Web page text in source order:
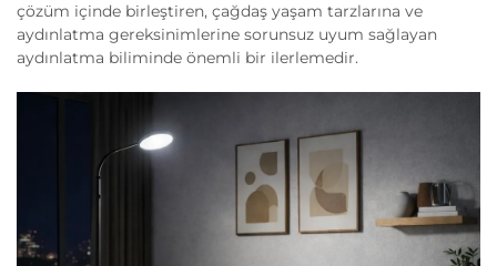
çözüm içinde birleştiren, çağdaş yaşam tarzlarına ve
aydınlatma gereksinimlerine sorunsuz uyum sağlayan
aydınlatma biliminde önemli bir ilerlemedir.